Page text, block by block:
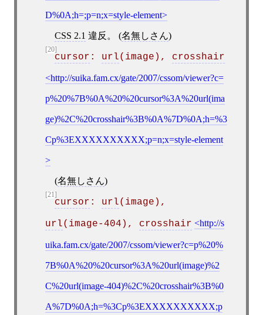
D%0A;h=;p=n;x=style-element
CSS 2.1 違反。 (名無しさん)
[20]
cursor : url(image), crosshair
http://suika.fam.cx/gate/2007/cssom/viewer?c=
p%20%7B%0A%20%20cursor%3A%20url(ima
ge)%2C%20crosshair%3B%0A%7D%0A;h=%3
Cp%3EXXXXXXXXXX;p=n;x=style-element
(名無しさん)
[21]
cursor : url
url(image-404), crosshair http://s
uika.fam.cx/gate/2007/cssom/viewer?c=p%20%
7B%0A%20%20cursor%3A%20url(image)%2
C%20url(image-404)%2C%20crosshair%3B%0
A%7D%0A;h=%3Cp%3EXXXXXXXXXX;p